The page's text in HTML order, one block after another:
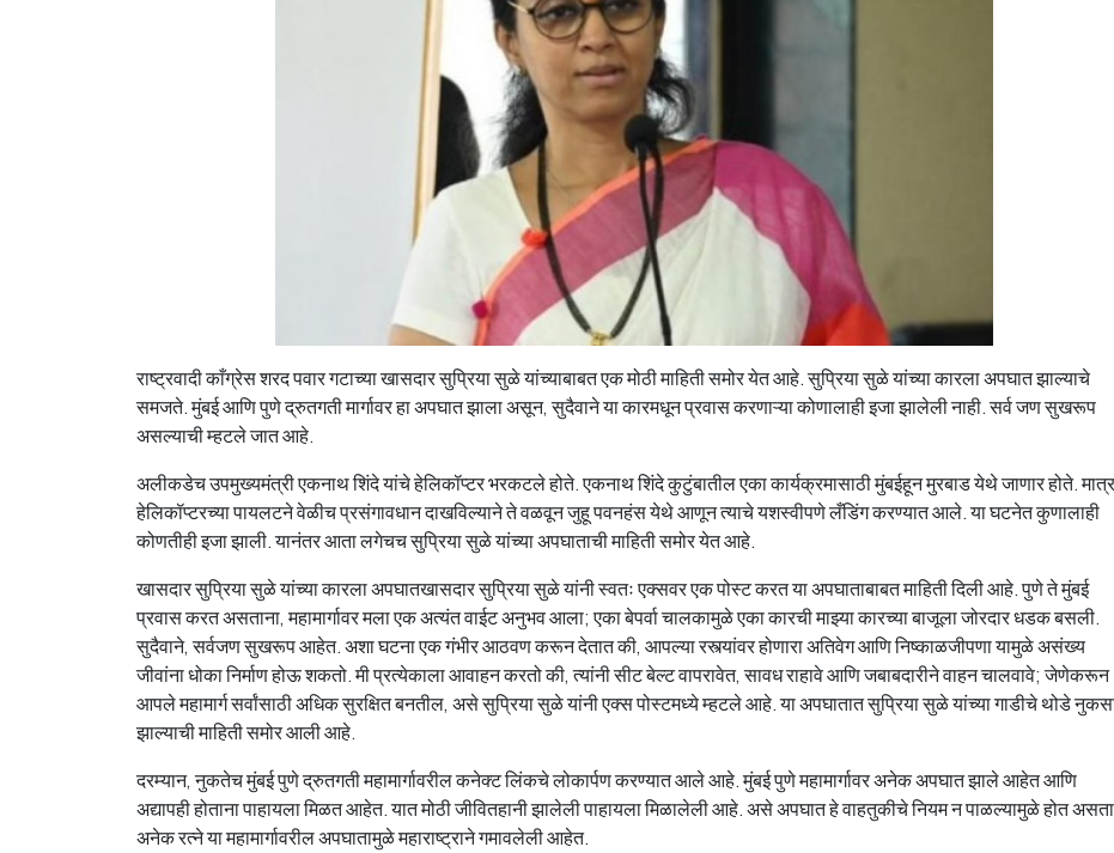
राष्ट्रवादी काँग्रेस शरद पवार गटाच्या खासदार सुप्रिया सुळे यांच्याबाबत एक मोठी माहिती समोर येत आहे. सुप्रिया सुळे यांच्या कारला अपघात झाल्याचे
समजते. मुंबई आणि पुणे द्रुतगती मार्गावर हा अपघात झाला असून, सुदैवाने या कारमधून प्रवास करणाऱ्या कोणालाही इजा झालेली नाही. सर्व जण सुखरूप
असल्याची म्हटले जात आहे.
अलीकडेच उपमुख्यमंत्री एकनाथ शिंदे यांचे हेलिकॉप्टर भरकटले होते. एकनाथ शिंदे कुटुंबातील एका कार्यक्रमासाठी मुंबईहून मुरबाड येथे जाणार होते. मात्र
हेलिकॉप्टरच्या पायलटने वेळीच प्रसंगावधान दाखविल्याने ते वळवून जुहू पवनहंस येथे आणून त्याचे यशस्वीपणे लँडिंग करण्यात आले. या घटनेत कुणालाही
कोणतीही इजा झाली. यानंतर आता लगेचच सुप्रिया सुळे यांच्या अपघाताची माहिती समोर येत आहे.
खासदार सुप्रिया सुळे यांच्या कारला अपघातखासदार सुप्रिया सुळे यांनी स्वतः एक्सवर एक पोस्ट करत या अपघाताबाबत माहिती दिली आहे. पुणे ते मुंबई
प्रवास करत असताना, महामार्गावर मला एक अत्यंत वाईट अनुभव आला; एका बेपर्वा चालकामुळे एका कारची माझ्या कारच्या बाजूला जोरदार धडक बसली.
सुदैवाने, सर्वजण सुखरूप आहेत. अशा घटना एक गंभीर आठवण करून देतात की, आपल्या रस्त्यांवर होणारा अतिवेग आणि निष्काळजीपणा यामुळे असंख्य
जीवांना धोका निर्माण होऊ शकतो. मी प्रत्येकाला आवाहन करतो की, त्यांनी सीट बेल्ट वापरावेत, सावध राहावे आणि जबाबदारीने वाहन चालवावे; जेणेकरून
आपले महामार्ग सर्वांसाठी अधिक सुरक्षित बनतील, असे सुप्रिया सुळे यांनी एक्स पोस्टमध्ये म्हटले आहे. या अपघातात सुप्रिया सुळे यांच्या गाडीचे थोडे
झाल्याची माहिती समोर आली आहे.
दरम्यान, नुकतेच मुंबई पुणे द्रुतगती महामार्गावरील कनेक्ट लिंकचे लोकार्पण करण्यात आले आहे. मुंबई पुणे महामार्गावर अनेक अपघात झाले आहेत आणि
अद्यापही होताना पाहायला मिळत आहेत. यात मोठी जीवितहानी झालेली पाहायला मिळालेली आहे. असे अपघात हे वाहतुकीचे नियम न पाळल्यामुळे होत
अनेक रत्ने या महामार्गावरील अपघातामुळे महाराष्ट्राने गमावलेली आहेत.